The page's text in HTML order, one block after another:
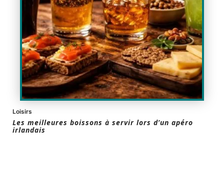
Loisirs
Les meilleures boissons à servir lors d’un apéro
irlandais